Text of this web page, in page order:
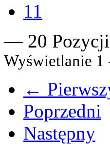
11
— 20 Pozycji
Wyświetlanie 1
←
Poprzedni
Następny